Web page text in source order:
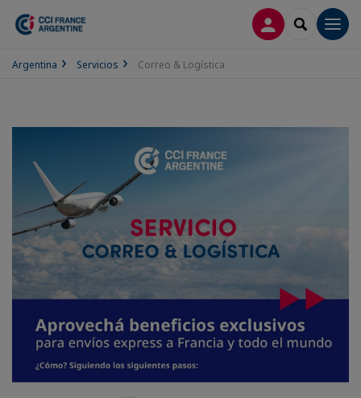
CONECTARSE
SEARCH
Argentina Servicios Correo & Logística